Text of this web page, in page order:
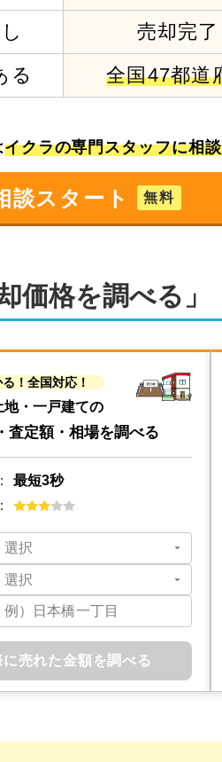
売却完
る 全国47都道
イクラの専門スタッフに相
談スタート 無料
価格を調べる」
！全国対応！
地・一戸建ての
査定額・相場を調べる
最短3秒
に売れた金額を調べる